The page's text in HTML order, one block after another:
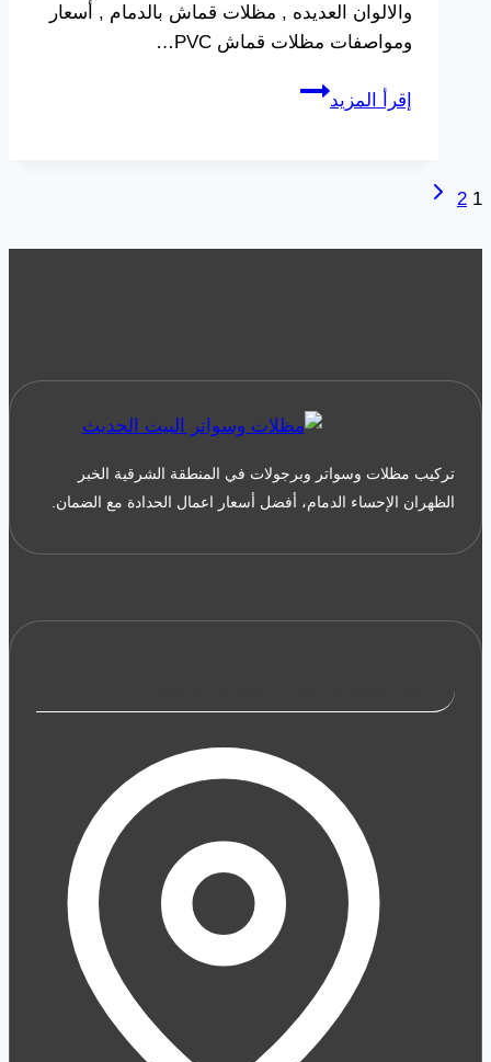
والالوان العديده , مظلات قماش بالدمام , أسعار
ومواصفات مظلات قماش PVC…
إقرأ المزيد
تركيب
في
الدمام
تنقل
الصفحة
1
2
الصفحة
تركيب مظلات وسواتر وبرجولات في المنطقة الشرقية الخبر
الظهران الإحساء الدمام، أفضل أسعار اعمال الحدادة مع الضمان.